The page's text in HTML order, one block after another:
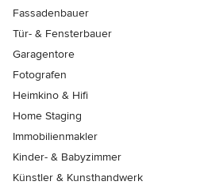
Fassadenbauer
Tür- & Fensterbauer
Garagentore
Fotografen
Heimkino & Hifi
Home Staging
Immobilienmakler
Kinder- & Babyzimmer
Künstler & Kunsthandwerk